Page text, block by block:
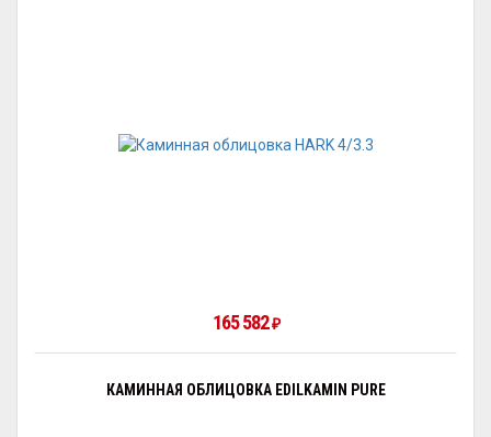
165 582 ₽
КАМИННАЯ ОБЛИЦОВКА EDILKAMIN PURE